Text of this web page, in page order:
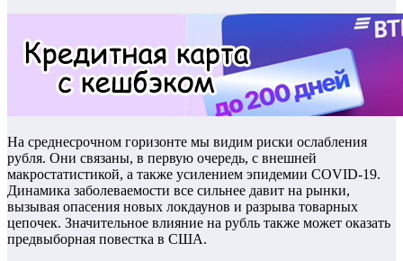
На среднесрочном горизонте мы видим риски ослабления
рубля. Они связаны, в первую очередь, с внешней
макростатистикой, а также усилением эпидемии COVID-19.
Динамика заболеваемости все сильнее давит на рынки,
вызывая опасения новых локдаунов и разрыва товарных
цепочек. Значительное влияние на рубль также может оказать
предвыборная повестка в США.